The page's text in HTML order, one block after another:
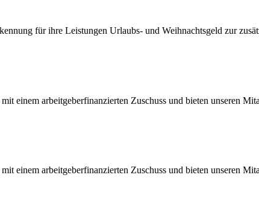
für ihre Leistungen Urlaubs- und Weihnachtsgeld zur
einem arbeitgeberfinanzierten Zuschuss und bieten unseren
einem arbeitgeberfinanzierten Zuschuss und bieten unseren